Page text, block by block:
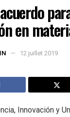
en
12 juillet 2019
Innovación y